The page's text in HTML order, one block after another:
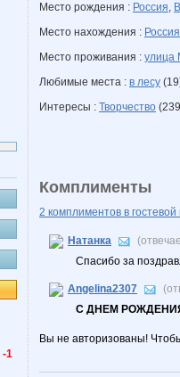
-1
Место рождения : Россия,
Место нахождения : Россия
Место проживания : улица
Любимые места : в лесу
Интересы : Творчество
Комплименты
2 комплиментов в гостевой
Натанка
Спасибо за
Angelina2307
С ДНЕМ
Вы не авторизованы!